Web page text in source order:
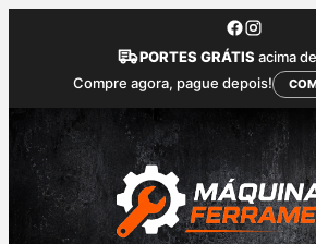
conteúdo
PORTES GRÁTIS acima
Compre agora, pague depois!